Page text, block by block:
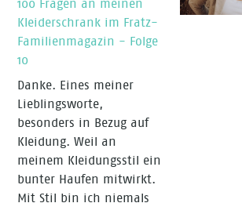
100 Fragen an meinen
Kleiderschrank im Fratz-
Familienmagazin - Folge
10
Danke. Eines meiner
Lieblingsworte,
besonders in Bezug auf
Kleidung. Weil an
meinem Kleidungsstil ein
bunter Haufen mitwirkt.
Mit Stil bin ich niemals